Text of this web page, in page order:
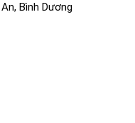
Bình Dương